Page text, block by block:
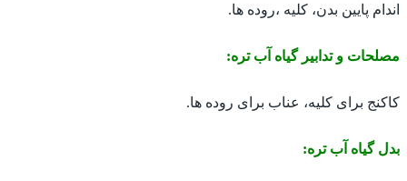
اندام پایین بدن، کلیه ،روده ها.
مصلحات و تدابیر گیاه آب تره:
کاکنج برای کلیه، عناب برای روده ها.
بدل گیاه آب تره: